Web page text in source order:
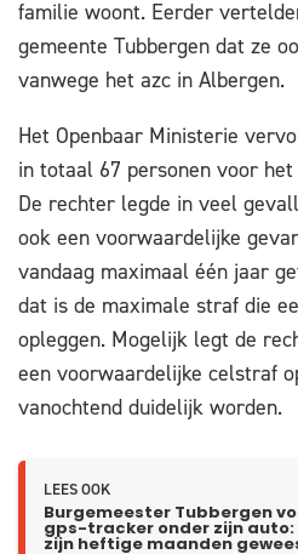
familie woont. Eerder
gemeente Tubbergen dat ze
vanwege het azc in Albergen.
Het Openbaar Ministerie
in totaal 67 personen voor
De rechter legde in veel
ook een voorwaardelijke
vandaag maximaal één jaar
dat is de maximale straf die
opleggen. Mogelijk legt de
een voorwaardelijke celstraf
vanochtend duidelijk worden.
LEES OOK
Burgemeester Tubbergen
gps-tracker onder zijn auto:
zijn heftige maanden